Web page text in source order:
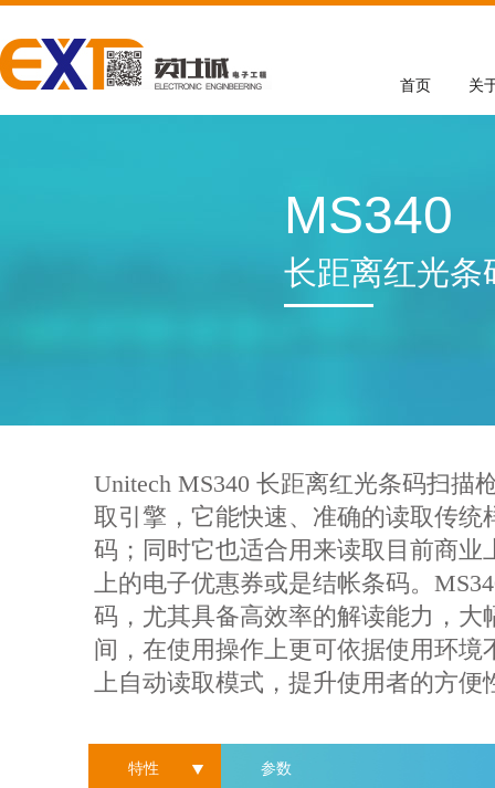
关
首页
MS340
长距离红光条
Unitech MS340 长距离红光条码扫描
取引擎，它能快速、准确的读取传
码；同时它也适合用来读取目前商
上的电子优惠券或是结帐条码。
码，尤其具备高效率的解读能力，
间，在使用操作上更可依据使用环
上自动读取模式，提升使用者的方便
特性 参数